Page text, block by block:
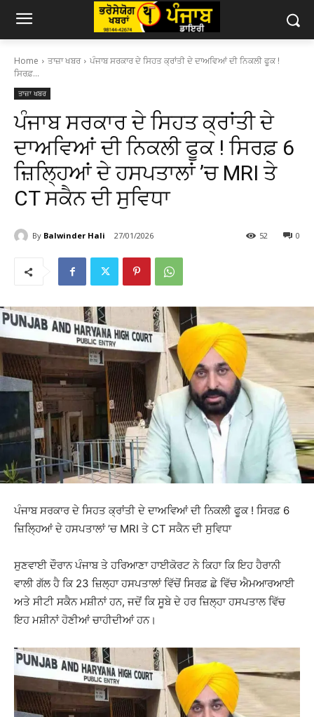
Home ਤਾਜ਼ਾ ਖਬਰ
ਪੰਜਾਬ ਸਰਕਾਰ ਦੇ ਸਿਹਤ ਕ੍ਰਾਂਤੀ ਦੇ ਦਾਅਵਿਆਂ ਦੀ ਨਿਕਲੀ ਫੂਕ !
ਸਿਰਫ਼...
ਤਾਜ਼ਾ ਖਬਰ
ਪੰਜਾਬ ਸਰਕਾਰ ਦੇ ਸਿਹਤ ਕ੍ਰਾਂਤੀ ਦੇ
ਦਾਅਵਿਆਂ ਦੀ ਨਿਕਲੀ ਫੂਕ ! ਸਿਰਫ਼ 6
ਜ਼ਿਲ੍ਹਿਆਂ ਦੇ ਹਸਪਤਾਲਾਂ ’ਚ MRI ਤੇ
CT ਸਕੈਨ ਦੀ ਸੁਵਿਧਾ
By Balwinder Hali 27/01/2026 0
52
ਪੰਜਾਬ ਸਰਕਾਰ ਦੇ ਸਿਹਤ ਕ੍ਰਾਂਤੀ ਦੇ ਦਾਅਵਿਆਂ ਦੀ ਨਿਕਲੀ ਫੂਕ ! ਸਿਰਫ਼ 6
ਜ਼ਿਲ੍ਹਿਆਂ ਦੇ ਹਸਪਤਾਲਾਂ ’ਚ MRI ਤੇ CT ਸਕੈਨ ਦੀ ਸੁਵਿਧਾ
ਸੁਣਵਾਈ ਦੌਰਾਨ ਪੰਜਾਬ ਤੇ ਹਰਿਆਣਾ ਹਾਈਕੋਰਟ ਨੇ ਕਿਹਾ ਕਿ ਇਹ ਹੈਰਾਨੀ
ਵਾਲੀ ਗੱਲ ਹੈ ਕਿ 23 ਜ਼ਿਲ੍ਹਾ ਹਸਪਤਾਲਾਂ ਵਿੱਚੋਂ ਸਿਰਫ਼ ਛੇ ਵਿੱਚ ਐਮਆਰਆਈ
ਅਤੇ ਸੀਟੀ ਸਕੈਨ ਮਸ਼ੀਨਾਂ ਹਨ, ਜਦੋਂ ਕਿ ਸੂਬੇ ਦੇ ਹਰ ਜ਼ਿਲ੍ਹਾ ਹਸਪਤਾਲ ਵਿੱਚ
ਇਹ ਮਸ਼ੀਨਾਂ ਹੋਣੀਆਂ ਚਾਹੀਦੀਆਂ ਹਨ।